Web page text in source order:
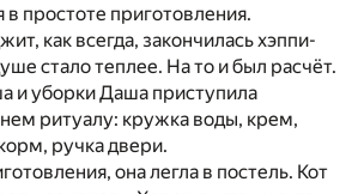
простоте приготовления.
как всегда, закончилась хэппи-
стало теплее. На то и был расчёт.
и уборки Даша приступила
ритуалу: кружка воды, крем,
ручка двери.
она легла в постель. Кот